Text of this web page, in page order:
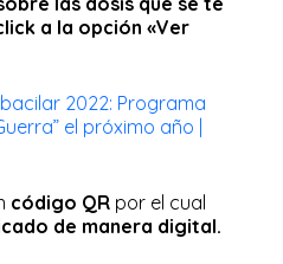
a la opción «Ver
2022: Programa
el próximo año |
código QR por el cual
de manera digital.